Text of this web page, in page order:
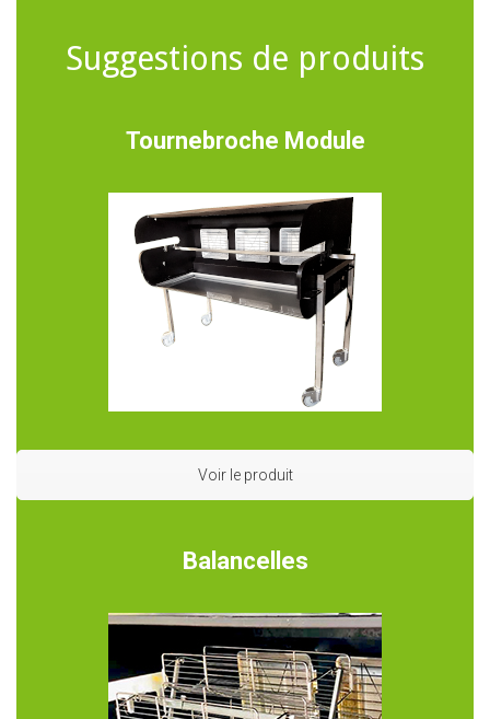
Suggestions de produits
Tournebroche Module
Voir le produit
Balancelles